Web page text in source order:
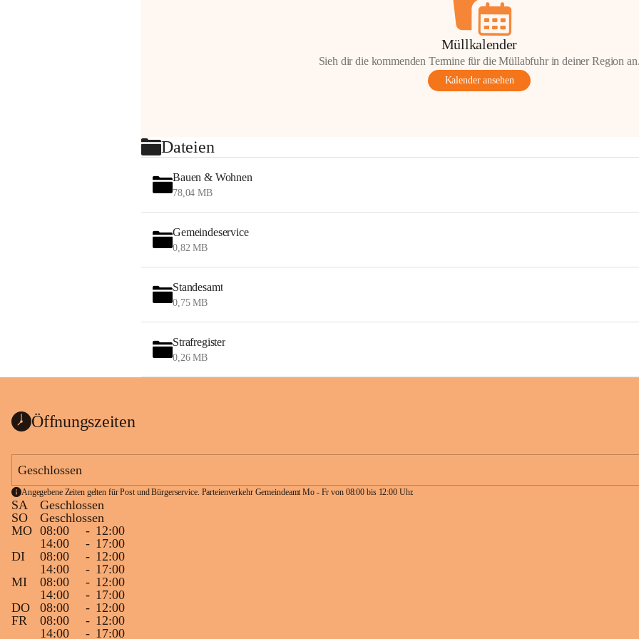
Müllkalender
Sieh dir die kommenden Termine für die Müllabfuhr in deiner Region
Kalender ansehen
Dateien
Bauen & Wohnen
78,04 MB
Gemeindeservice
0,82 MB
Standesamt
0,75 MB
Strafregister
0,26 MB
Öffnungszeiten
Geschlossen
Angegebene Zeiten gelten für Post und Bürgerservice. Parteienverkehr Gemeindeamt Mo - Fr von 08:00 bis 12:00 Uhr.
SA
Geschlossen
SO
Geschlossen
MO 08:00 - 12:00
14:00
- 17:00
DI
08:00 - 12:00
14:00
- 17:00
MI
08:00 - 12:00
14:00
- 17:00
DO
08:00 - 12:00
FR
08:00 - 12:00
14:00
- 17:00